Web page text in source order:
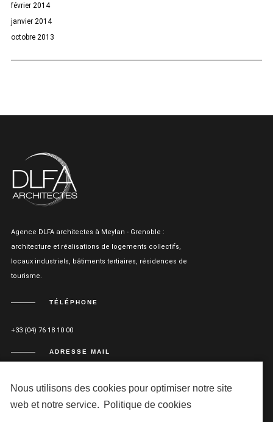
Nous utilisons des cookies pour optimiser notre site
web et notre service. Politique de cookies
février 2014
janvier 2014
octobre 2013
Agence DLFA architectes à Meylan - Grenoble :
architecture et réalisations de logements collectifs,
locaux industriels, bâtiments tertiaires, résidences de
tourisme.
TÉLÉPHONE
+33 (04) 76 18 10 00
ADRESSE MAIL
ADRESSE